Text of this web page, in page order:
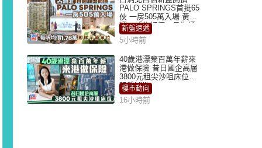
PALO SPRINGS首批65
伙 一房505萬入場 黃光
耀：「北都價」具指標
作用
新盤速遞
5小時前
40歲港漂棄百萬年薪來
港做保險 昔日國企高層
3800元租尖沙咀床位｜
租盤Million
樓市動向
16小時前